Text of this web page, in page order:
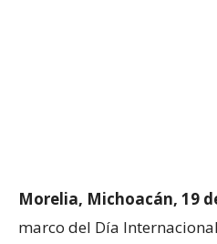
Morelia, Michoacán, 19
marco del Día